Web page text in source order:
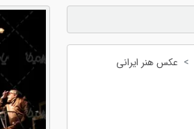
عکس هنر ایرانی